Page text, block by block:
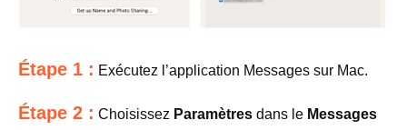
Étape 1 : Exécutez l’application Messages sur Mac.
Étape 2 : Choisissez Paramètres dans le Messages